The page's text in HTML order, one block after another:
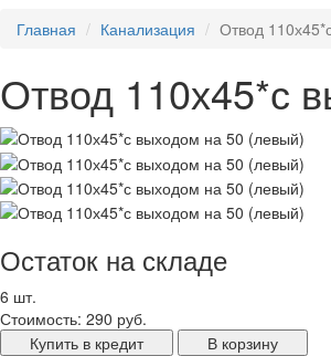
Главная Канализация Отвод
Отвод 110х45*с
Остаток на складе
6 шт.
Стоимость: 290 руб.
Купить в кредит
В корзину